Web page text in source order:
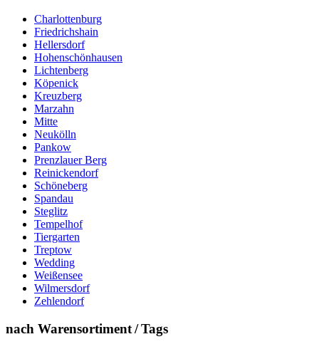
Charlottenburg
Friedrichshain
Hellersdorf
Hohenschönhausen
Lichtenberg
Köpenick
Kreuzberg
Marzahn
Mitte
Neukölln
Pankow
Prenzlauer Berg
Reinickendorf
Schöneberg
Spandau
Steglitz
Tempelhof
Tiergarten
Treptow
Wedding
Weißensee
Wilmersdorf
Zehlendorf
nach Warensortiment / Tags